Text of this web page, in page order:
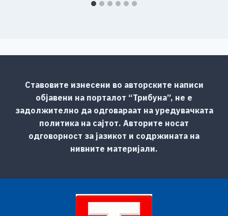
Ставовите изнесени во авторските написи
објавени на порталот “Трибуна”, не е
задолжително да одговараат на уредувачката
политика на сајтот. Авторите носат
одговорност за јазикот и содржината на
нивните материјали.